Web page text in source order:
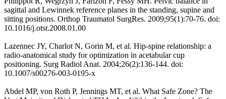
sagittal and Lewinnek reference planes in the standing, supine and
sitting positions. Orthop Traumatol SurgRes. 2009;95(1):70-76. doi:
10.1016/j.otsr.2008.01.00
Lazennec JY, Charlot N, Gorin M, et al. Hip-spine relationship: a
radio-anatomical study for optimization in acetabular cup
positioning. Surg Radiol Anat. 2004;26(2):136-144. doi:
10.1007/s00276-003-0195-x
Abdel MP, von Roth P, Jennings MT, et al. What Safe Zone? The